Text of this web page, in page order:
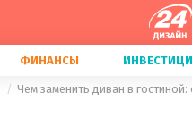
ФИНАНСЫ
Чем заменить диван в